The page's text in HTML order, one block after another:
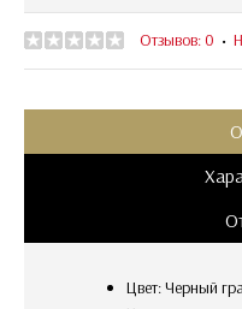
Отзывов: 0 •
Цвет: Черный